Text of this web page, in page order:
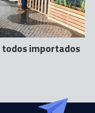
todos importados